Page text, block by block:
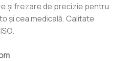
și frezare de precizie pentru
și cea medicală. Calitate